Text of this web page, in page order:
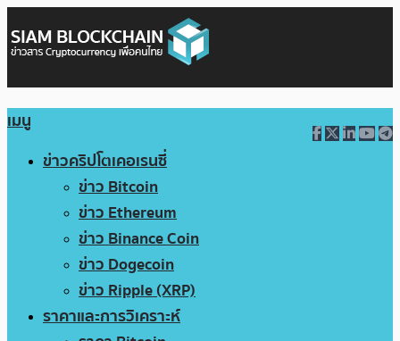
เมนู
ข่าวคริปโตเคอเรนซี่
ข่าว Bitcoin
ข่าว Ethereum
ข่าว Binance Coin
ข่าว Dogecoin
ข่าว Ripple (XRP)
ราคาและการวิเคราะห์